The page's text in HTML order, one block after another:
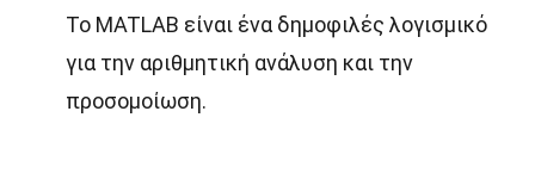
Το MATLAB είναι ένα δημοφιλές λογισμικό
για την αριθμητική ανάλυση και την
προσομοίωση.